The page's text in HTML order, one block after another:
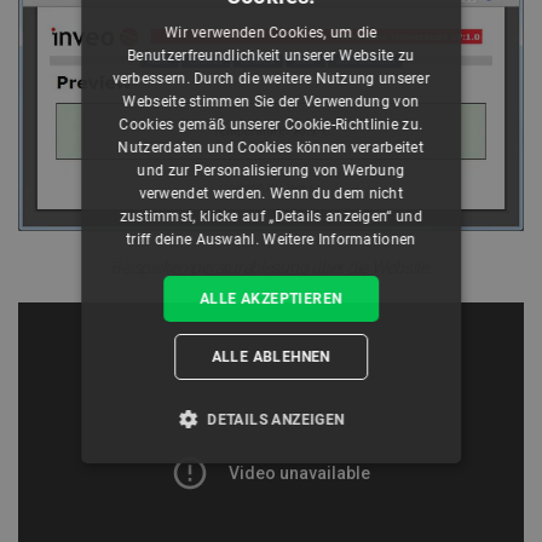
Wir verwenden Cookies, um die
Benutzerfreundlichkeit unserer Website zu
verbessern. Durch die weitere Nutzung unserer
Webseite stimmen Sie der Verwendung von
Cookies gemäß unserer Cookie-Richtlinie zu.
Nutzerdaten und Cookies können verarbeitet
und zur Personalisierung von Werbung
verwendet werden. Wenn du dem nicht
zustimmst, klicke auf „Details anzeigen“ und
triff deine Auswahl.Weitere Informationen
ALLE AKZEPTIEREN
ALLE ABLEHNEN
DETAILS ANZEIGEN
UNBEDINGT ERFORDERLICH